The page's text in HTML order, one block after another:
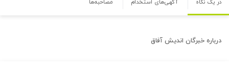
در یک نگاه آگهی‌های استخدام مصاحبه‌ها
درباره خبرگان اندیش آفاق